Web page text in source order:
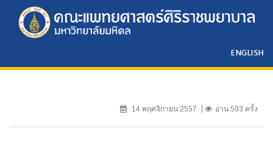
ENGLISH
14 พฤศจิกายน 2557 อ่าน 593 ครั้ง